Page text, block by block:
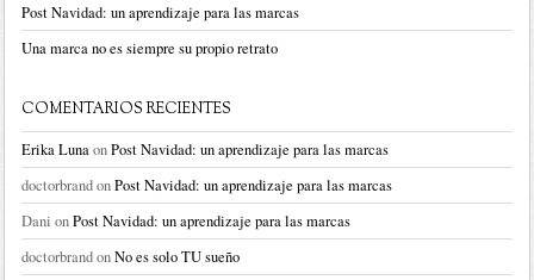
Post Navidad: un aprendizaje para las marcas
Una marca no es siempre su propio retrato
COMENTARIOS RECIENTES
Erika LunaonPost Navidad: un aprendizaje para las marcas
doctorbrandonPost Navidad: un aprendizaje para las marcas
Dani onPost Navidad: un aprendizaje para las marcas
doctorbrandonNo es solo TU sueño